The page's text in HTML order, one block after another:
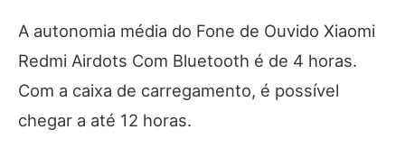
A autonomia média do Fone de Ouvido Xiaomi
Redmi Airdots Com Bluetooth é de 4 horas.
Com a caixa de carregamento, é possível
chegar a até 12 horas.